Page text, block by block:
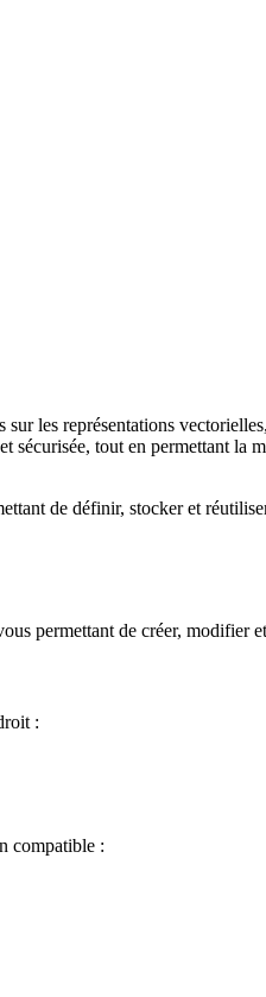
les représentations
tout en permettant la
de définir, stocker et
permettant de créer, modifier
:
compatible :